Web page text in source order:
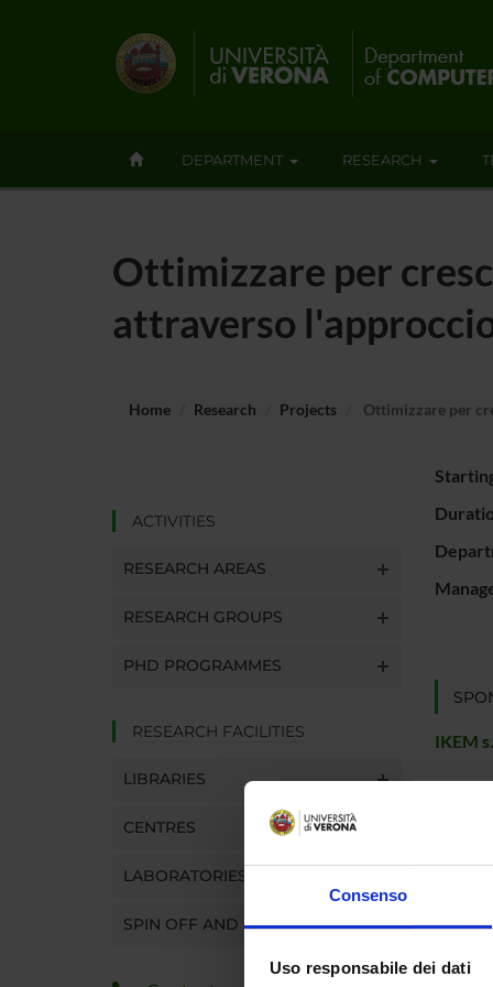
Consenso
Uso responsabile dei dati
DEPARTMENT RESEARCH
Ottimizzare per
attraverso
Home Research Projects Ottimizzare per
ACTIVITIES
RESEARCH AREAS
RESEARCH GROUPS
PHD PROGRAMMES
RESEARCH FACILITIES
LIBRARIES
CENTRES
LABORATORIES
SPIN OFF AND COMPANIES
IKEM